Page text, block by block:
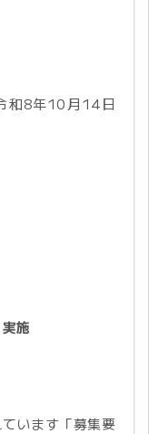
和8年10月14日
施
います「募集要